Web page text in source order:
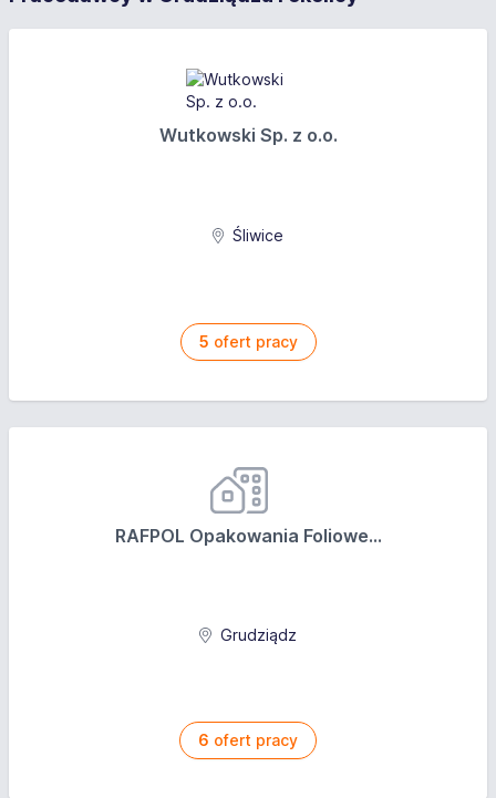
Wutkowski Sp. z o.o.
Śliwice
5 ofert pracy
RAFPOL Opakowania Foliowe...
Grudziądz
6 ofert pracy